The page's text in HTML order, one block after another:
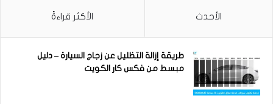
الأحدث الأكثر قراءةً
طريقة إزالة التظليل عن زجاج السيارة – دليل
مبسط من فكس كار الكويت